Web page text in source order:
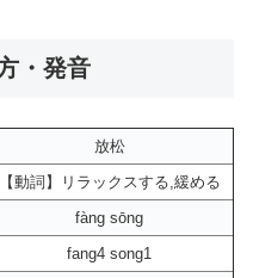
・発音
放松
【動詞】リラックスする,緩める
fàng sōng
fang4 song1